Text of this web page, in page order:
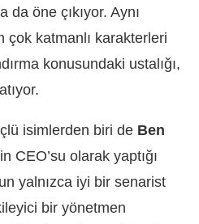
da öne çıkıyor. Aynı
çok katmanlı karakterleri
konusundaki ustalığı,
isimlerden biri de Ben
CEO’su olarak yaptığı
yalnızca iyi bir senarist
bir yönetmen